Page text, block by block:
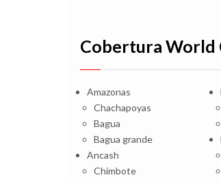
Cobertura World
Amazonas
Chachapoyas
Bagua
Bagua grande
Ancash
Chimbote